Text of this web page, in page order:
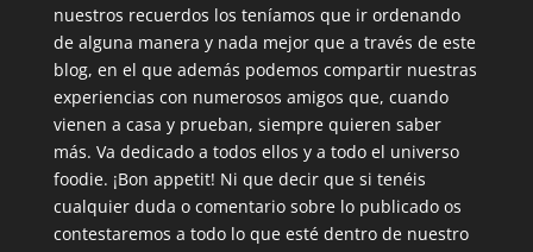
nuestros recuerdos los teníamos que ir ordenando
de alguna manera y nada mejor que a través de este
blog, en el que además podemos compartir nuestras
experiencias con numerosos amigos que, cuando
vienen a casa y prueban, siempre quieren saber
más. Va dedicado a todos ellos y a todo el universo
foodie. ¡Bon appetit! Ni que decir que si tenéis
cualquier duda o comentario sobre lo publicado os
contestaremos a todo lo que esté dentro de nuestro